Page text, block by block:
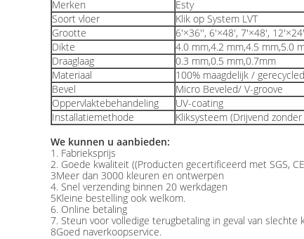
Merken
Esty
Soort vloer
Klik op System LVT
Grootte
6'×36'', 6'×48', 7'×48', 12'×24'
Dikte
4.0 mm,4.2 mm,4.5 mm,5.0
Draaglaag
0.3 mm,0.5 mm,0.7mm
Materiaal
100% maagdelijk / gerecycled
Bevel
Micro Beveled/ V-groove
Oppervlaktebehandeling
UV-coating
Installatiemethode
Kliksysteem (Drijvend
We kunnen u aanbieden:
1. Fabrieksprijs
2. Goede kwaliteit ((Producten gecertificeerd met SGS,
3Meer dan 3000 kleuren en ontwerpen
4. Snel verzending binnen 20 werkdagen
5Kleine bestelling ook welkom.
6. Online betaling
7. Steun voor volledige terugbetaling in geval van slechte
8Goed naverkoopservice.